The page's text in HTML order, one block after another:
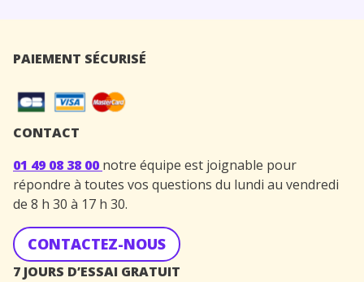
PAIEMENT SÉCURISÉ
CONTACT
01 49 08 38 00 notre équipe est joignable pour
répondre à toutes vos questions du lundi au vendredi
de 8 h 30 à 17 h 30.
CONTACTEZ-NOUS
7 JOURS D’ESSAI GRATUIT